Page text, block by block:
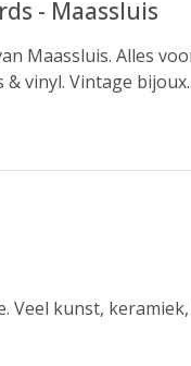
- Maassluis
Maassluis. Alles
vinyl. Vintage
Veel kunst,